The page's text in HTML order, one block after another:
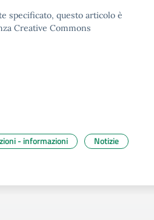
specificato, questo articolo è
Creative Commons
- informazioni Notizie